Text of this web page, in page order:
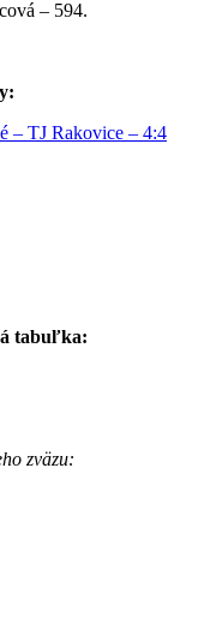
– 594.
– TJ Rakovice – 4:4
tabuľka:
zväzu: